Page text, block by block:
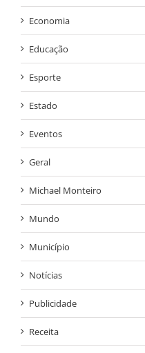
Economia
Educação
Esporte
Estado
Eventos
Geral
Michael Monteiro
Mundo
Município
Notícias
Publicidade
Receita